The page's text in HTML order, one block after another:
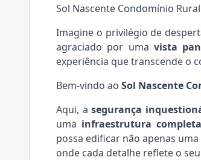
Sol Nascente Condomínio
Imagine o privilégio de
agraciado por uma vista
experiência que transcende o
Bem-vindo ao Sol Nascente
Aqui, asegurança
uma infraestrutura
possa edificar não apenas
onde cada detalhe reflete o